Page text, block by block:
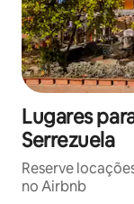
Lugares
Serrezuela
Reserve
no Airbnb